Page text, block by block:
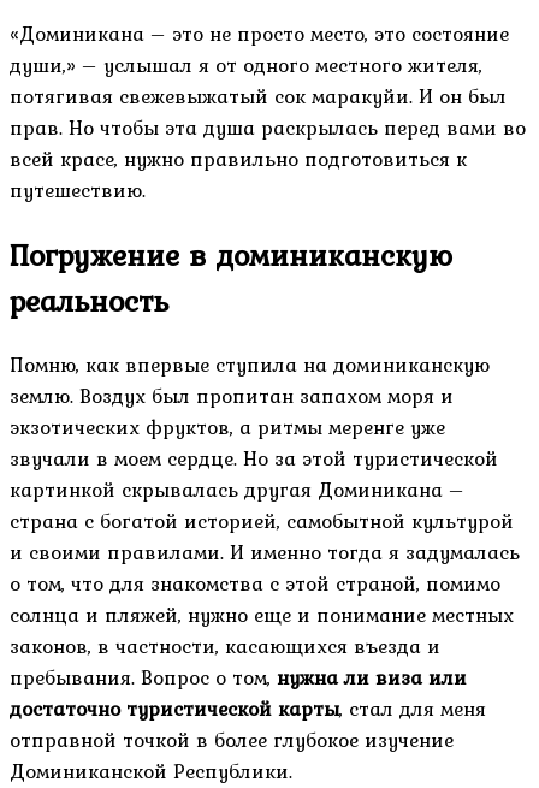
«Доминикана – это не просто место, это состояние
души,» – услышал я от одного местного жителя,
потягивая свежевыжатый сок маракуйи. И он был
прав. Но чтобы эта душа раскрылась перед вами во
всей красе, нужно правильно подготовиться к
путешествию.
Погружение в доминиканскую
реальность
Помню, как впервые ступила на доминиканскую
землю. Воздух был пропитан запахом моря и
экзотических фруктов, а ритмы меренге уже
звучали в моем сердце. Но за этой туристической
картинкой скрывалась другая Доминикана –
страна с богатой историей, самобытной культурой
и своими правилами. И именно тогда я задумалась
о том, что для знакомства с этой страной, помимо
солнца и пляжей, нужно еще и понимание местных
законов, в частности, касающихся въезда и
пребывания. Вопрос о том, нужна ли виза или
достаточно туристической карты, стал для меня
отправной точкой в более глубокое изучение
Доминиканской Республики.